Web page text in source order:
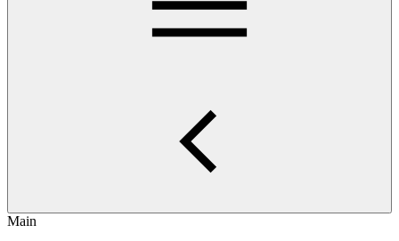
Main